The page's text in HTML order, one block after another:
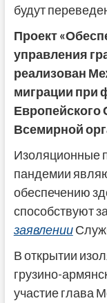
будут
Проект
управления
реализован
миграции при
Европейского
Всемирной
Изоляционные
пандемии
обеспечению
способствуют
заявлении
В открытии
грузино-
участие глава